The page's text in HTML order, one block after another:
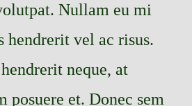
Nullam eu mi
hendrerit vel ac risus.
neque, at
posuere et. Donec sem